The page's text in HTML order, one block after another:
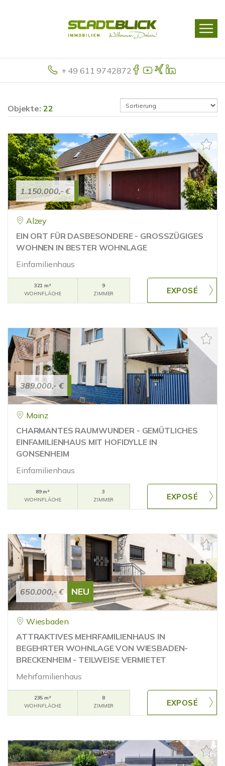
+ 49 611 9742872
Objekte: 22
1.150.000,- €
Alzey
EIN ORT FÜR DASBESONDERE - GROSSZÜGIGES
WOHNEN IN BESTER WOHNLAGE
Einfamilienhaus
321 m²
WOHNFLÄCHE
9
ZIMMER
389.000,- €
Mainz
CHARMANTES RAUMWUNDER - GEMÜTLICHES
EINFAMILIENHAUS MIT HOFIDYLLE IN
GONSENHEIM
Einfamilienhaus
89 m²
WOHNFLÄCHE
3
ZIMMER
650.000,- € NEU
Wiesbaden
ATTRAKTIVES MEHRFAMILIENHAUS IN
BEGEHRTER WOHNLAGE VON WIESBADEN-
BRECKENHEIM - TEILWEISE VERMIETET
Mehrfamilienhaus
235 m²
WOHNFLÄCHE
8
ZIMMER